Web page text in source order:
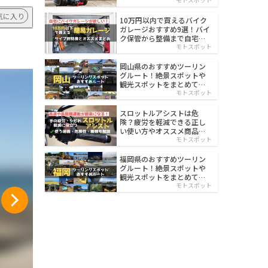
に入り
10万円以内で買えるバイク
ガレージおすすめ9選！バイ
ク保管から整備まで自宅で
モトスポット
岡山県のおすすめツーリン
グルート！絶景スポットや
観光スポットをまとめて紹
モトスポット
スロットルアシストは危
険？疲労を軽減できる正し
い使い方やオススメ商品を
モトスポット
福岡県のおすすめツーリン
グルート！絶景スポットや
観光スポットをまとめて紹
モトスポット